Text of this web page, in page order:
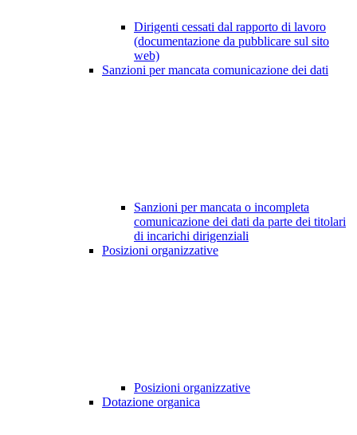
Dirigenti cessati dal rapporto di lavoro
(documentazione da pubblicare sul sito
web)
Sanzioni per mancata comunicazione dei dati
Sanzioni per mancata o incompleta
comunicazione dei dati da parte dei titolari
di incarichi dirigenziali
Posizioni organizzative
Posizioni organizzative
Dotazione organica